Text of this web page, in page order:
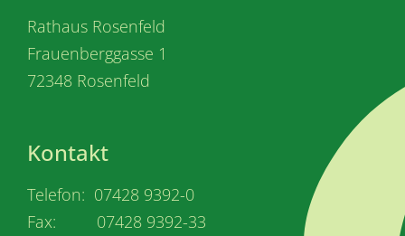
Rathaus Rosenfeld
Frauenberggasse 1
72348 Rosenfeld
Kontakt
Telefon: 07428 9392-0
Fax: 07428 9392-33